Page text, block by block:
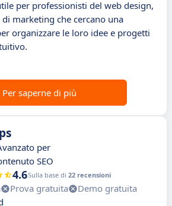
per professionisti del web design,
marketing che cercano una
organizzare le loro idee e progetti
Per saperne di più
per
SEO
4.6Sulla base di 22 recensioni
Prova gratuita
Demo gratuita